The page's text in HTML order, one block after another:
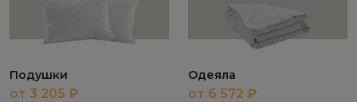
Подушки
от 3 205 ₽
Одеяла
от 6 572 ₽